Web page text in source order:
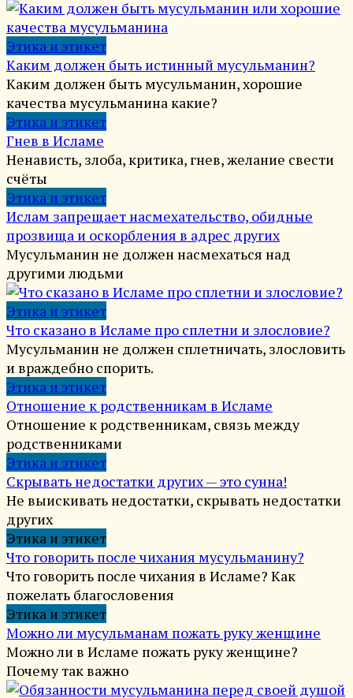
Этика и этикет
Каким должен быть истинный мусульманин?
Каким должен быть мусульманин, хорошие
качества мусульманина какие?
Этика и этикет
Гнев в Исламе
Ненависть, злоба, критика, гнев, желание свести
счёты
Этика и этикет
Ислам запрещает насмехательство, обидные
прозвища и оскорбления в адрес других
Мусульманин не должен насмехаться над
другими людьми
Этика и этикет
Что сказано в Исламе про сплетни и злословие?
Мусульманин не должен сплетничать, злословить
и враждебно спорить.
Этика и этикет
Отношение к родственникам в Исламе
Отношение к родственникам, связь между
родственниками
Этика и этикет
Скрывать недостатки других — это сунна!
Не выискивать недостатки, скрывать недостатки
других
Этика и этикет
Что говорить после чихания мусульманину?
Что говорить после чихания в Исламе? Как
пожелать благословения
Этика и этикет
Можно ли мусульманам пожать руку женщине
Можно ли в Исламе пожать руку женщине?
Почему так важно